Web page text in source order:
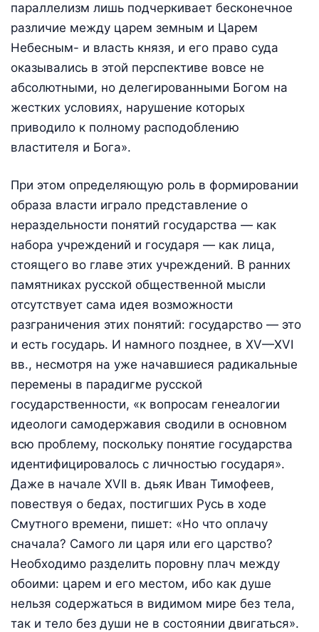
параллелизм лишь подчеркивает бесконечное
различие между царем земным и Царем
Небесным- и власть князя, и его право суда
оказывались в этой перспективе вовсе не
абсолютными, но делегированными Богом на
жестких условиях, нарушение которых
приводило к полному расподоблению
властителя и Бога».
При этом определяющую роль в формировании
образа власти играло представление о
нераздельности понятий государства — как
набора учреждений и государя — как лица,
стоящего во главе этих учреждений. В ранних
памятниках русской общественной мысли
отсутствует сама идея возможности
разграничения этих понятий: государство — это
и есть государь. И намного позднее, в XV—XVI
вв., несмотря на уже начавшиеся радикальные
перемены в парадигме русской
государственности, «к вопросам генеалогии
идеологи самодержавия сводили в основном
всю проблему, поскольку понятие государства
идентифицировалось с личностью государя».
Даже в начале XVII в. дьяк Иван Тимофеев,
повествуя о бедах, постигших Русь в ходе
Смутного времени, пишет: «Но что оплачу
сначала? Самого ли царя или его царство?
Необходимо разделить поровну плач между
обоими: царем и его местом, ибо как душе
нельзя содержаться в видимом мире без тела,
так и тело без души не в состоянии двигаться».